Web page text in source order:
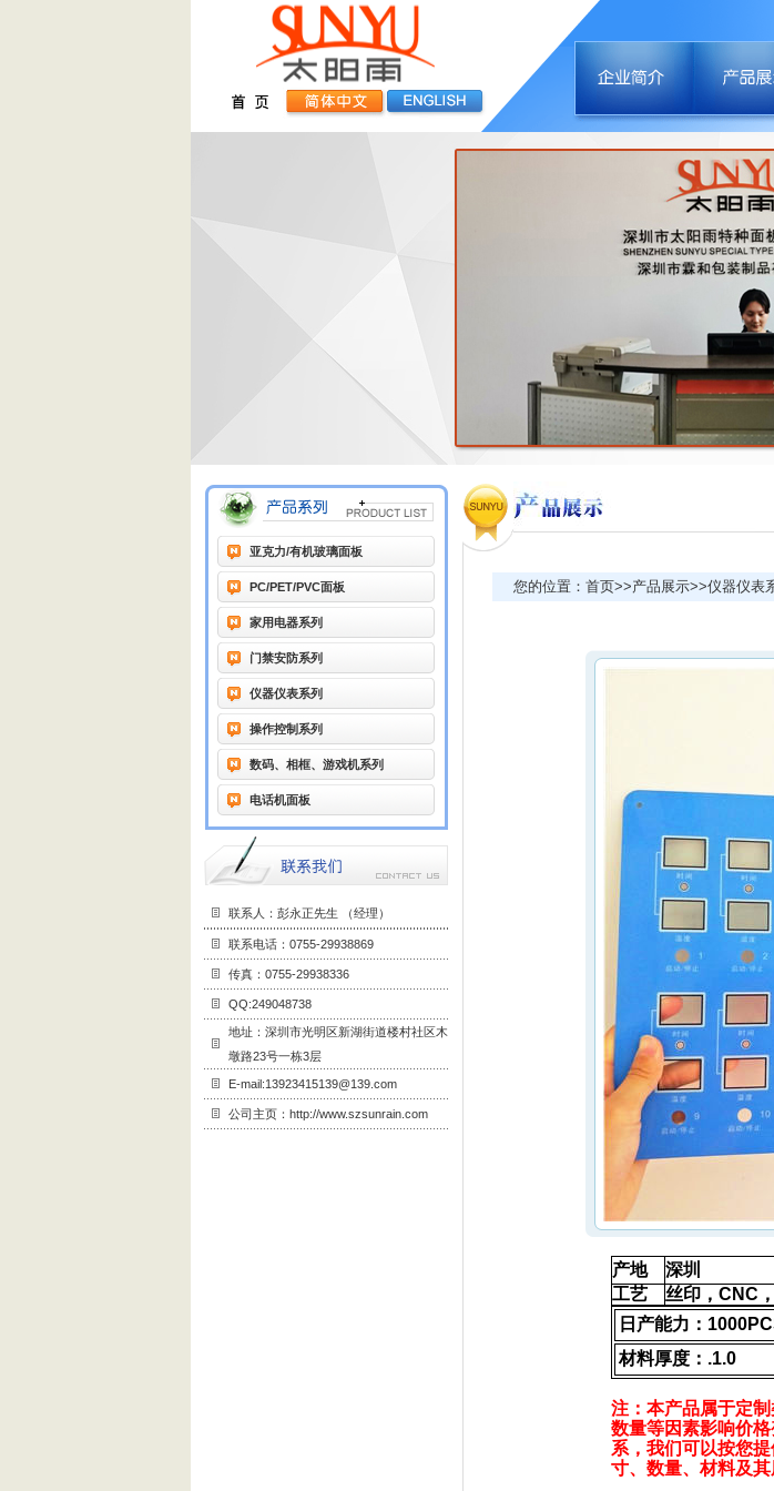
亚克力/有机玻璃面板
PC/PET/PVC面板
家用电器系列
门禁安防系列
仪器仪表系列
操作控制系列
数码、相框、游戏机系列
电话机面板
联系人：彭永正先生 （经理）
联系电话：0755-29938869
传真：0755-29938336
QQ:249048738
地址：深圳市光明区新湖街道楼村社区木
墩路23号一栋3层
E-mail:13923415139@139.com
公司主页：http://www.szsunrain.com
您的位置：首页>>产品展示>>仪器仪表
产地 深圳
工艺
丝印，CNC
日产能力：
材料厚度：.1.0
注：本产品属于定
数量等因素影响价
系，我们可以按您
寸、数量、材料及